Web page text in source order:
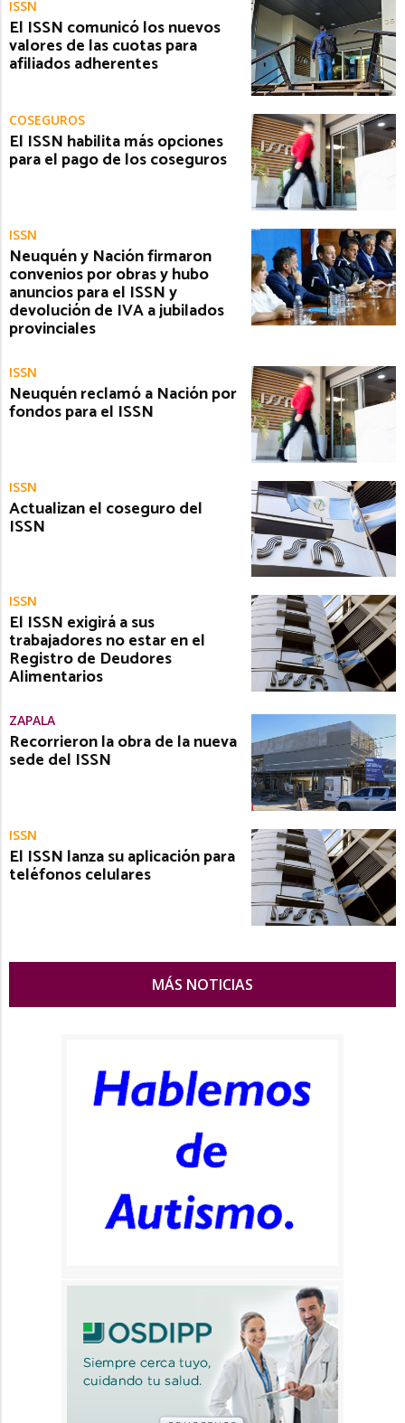
ISSN
El ISSN comunicó los nuevos
valores de las cuotas para
afiliados adherentes
COSEGUROS
El ISSN habilita más opciones
para el pago de los coseguros
ISSN
Neuquén y Nación firmaron
convenios por obras y hubo
anuncios para el ISSN y
devolución de IVA a jubilados
provinciales
ISSN
Neuquén reclamó a Nación por
fondos para el ISSN
ISSN
Actualizan el coseguro del
ISSN
ISSN
El ISSN exigirá a sus
trabajadores no estar en el
Registro de Deudores
Alimentarios
ZAPALA
Recorrieron la obra de la nueva
sede del ISSN
ISSN
El ISSN lanza su aplicación para
teléfonos celulares
MÁS NOTICIAS